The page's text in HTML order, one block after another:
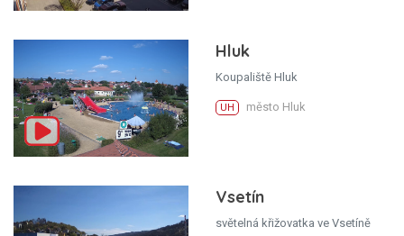
Hluk
Koupaliště Hluk
UH město Hluk
Vsetín
světelná křižovatka ve Vsetíně